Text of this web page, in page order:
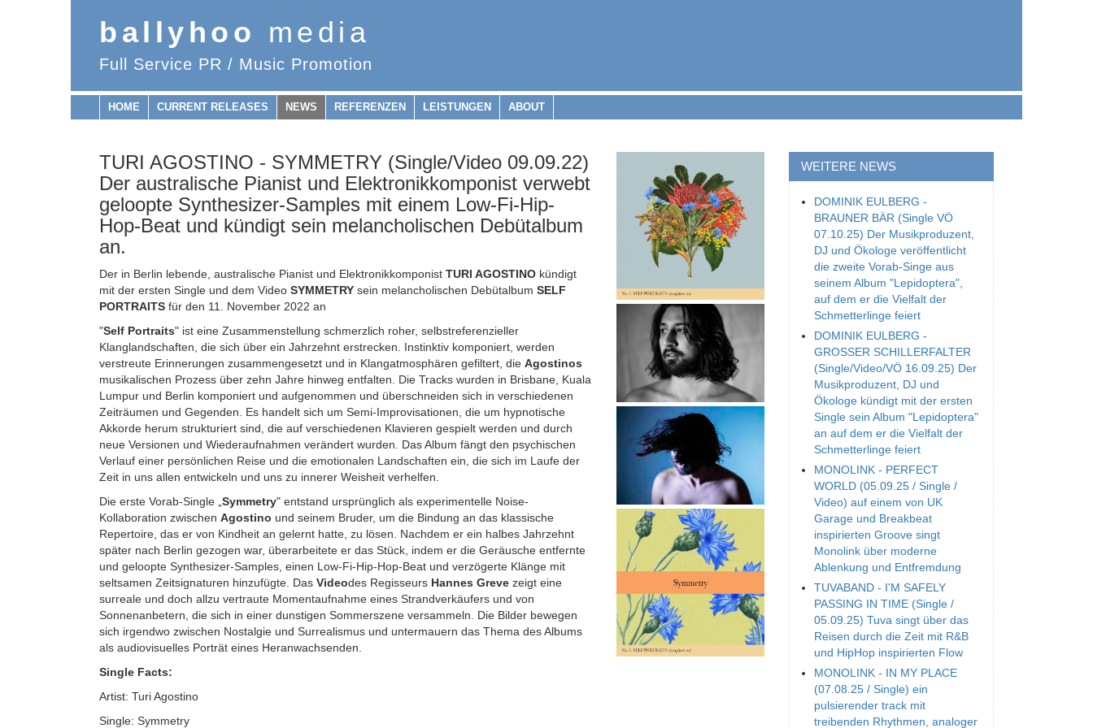
ballyhoo media
Full Service PR / Music Promotion
HOME CURRENT RELEASES NEWS REFERENZEN LEISTUNGEN ABOUT
TURI AGOSTINO - SYMMETRY (Single/Video 09.09.22)
Der australische Pianist und Elektronikkomponist verwebt
geloopte Synthesizer-Samples mit einem Low-Fi-Hip-
Hop-Beat und kündigt sein melancholischen Debütalbum
an.
Der in Berlin lebende, australische Pianist und Elektronikkomponist TURI AGOSTINO kündigt
mit der ersten Single und dem Video SYMMETRY sein melancholischen Debütalbum SELF
PORTRAITS für den 11. November 2022 an
"Self Portraits" ist eine Zusammenstellung schmerzlich roher, selbstreferenzieller
Klanglandschaften, die sich über ein Jahrzehnt erstrecken. Instinktiv komponiert, werden
verstreute Erinnerungen zusammengesetzt und in Klangatmosphären gefiltert, die Agostinos
musikalischen Prozess über zehn Jahre hinweg entfalten. Die Tracks wurden in Brisbane, Kuala
Lumpur und Berlin komponiert und aufgenommen und überschneiden sich in verschiedenen
Zeiträumen und Gegenden. Es handelt sich um Semi-Improvisationen, die um hypnotische
Akkorde herum strukturiert sind, die auf verschiedenen Klavieren gespielt werden und durch
neue Versionen und Wiederaufnahmen verändert wurden. Das Album fängt den psychischen
Verlauf einer persönlichen Reise und die emotionalen Landschaften ein, die sich im Laufe der
Zeit in uns allen entwickeln und uns zu innerer Weisheit verhelfen.
Die erste Vorab-Single „ Symmetry" entstand ursprünglich als experimentelle Noise-
Kollaboration zwischen Agostino und seinem Bruder, um die Bindung an das klassische
Repertoire, das er von Kindheit an gelernt hatte, zu lösen. Nachdem er ein halbes Jahrzehnt
später nach Berlin gezogen war, überarbeitete er das Stück, indem er die Geräusche entfernte
und geloopte Synthesizer-Samples, einen Low-Fi-Hip-Hop-Beat und verzögerte Klänge mit
seltsamen Zeitsignaturen hinzufügte. Das Videodes Regisseurs Hannes Greve zeigt eine
surreale und doch allzu vertraute Momentaufnahme eines Strandverkäufers und von
Sonnenanbetern, die sich in einer dunstigen Sommerszene versammeln. Die Bilder bewegen
sich irgendwo zwischen Nostalgie und Surrealismus und untermauern das Thema des Albums
als audiovisuelles Porträt eines Heranwachsenden.
Single Facts:
Artist: Turi Agostino
Single: Symmetry
WEITERE NEWS
DOMINIK EULBERG -
BRAUNER BÄR (Single VÖ
07.10.25) Der Musikproduzent,
DJ und Ökologe veröffentlicht
die zweite Vorab-Singe aus
seinem Album "Lepidoptera",
auf dem er die Vielfalt der
Schmetterlinge feiert
DOMINIK EULBERG -
GROSSER SCHILLERFALTER
(Single/Video/VÖ 16.09.25) Der
Musikproduzent, DJ und
Ökologe kündigt mit der ersten
Single sein Album "Lepidoptera"
an auf dem er die Vielfalt der
Schmetterlinge feiert
MONOLINK - PERFECT
WORLD (05.09.25 / Single /
Video) auf einem von UK
Garage und Breakbeat
inspirierten Groove singt
Monolink über moderne
Ablenkung und Entfremdung
TUVABAND - I'M SAFELY
PASSING IN TIME (Single /
05.09.25) Tuva singt über das
Reisen durch die Zeit mit R&B
und HipHop inspirierten Flow
MONOLINK - IN MY PLACE
(07.08.25 / Single) ein
pulsierender track mit
treibenden Rhythmen, analoger